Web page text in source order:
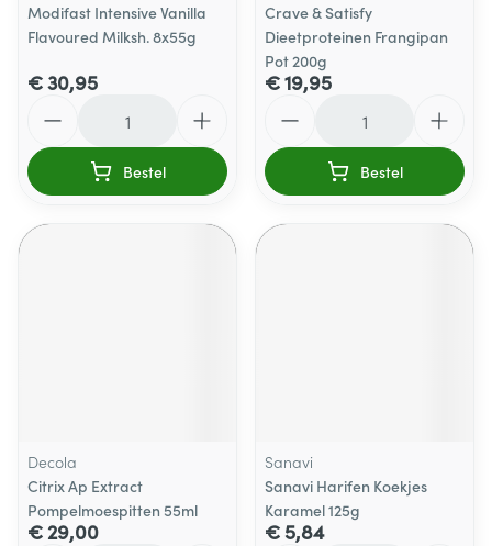
Modifast Intensive Vanilla
Flavoured Milksh. 8x55g
€ 30,95
Bestel
Crave & Satisfy
Dieetproteinen Frangipan
Pot 200g
€ 19,95
Bestel
Decola
Citrix Ap Extract
Pompelmoespitten 55ml
€ 29,00
Sanavi
Sanavi Harifen Koekjes
Karamel 125g
€ 5,84